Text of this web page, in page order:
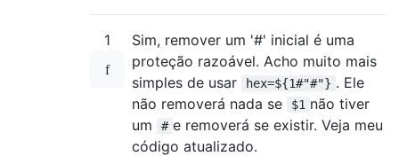
1
Sim, remover um '#' inicial é uma
proteção razoável. Acho muito mais
simples de usar
hex=${1#"#"} . Ele
não removerá nada se
$1 não tiver
um
# e removerá se existir. Veja meu
código atualizado.